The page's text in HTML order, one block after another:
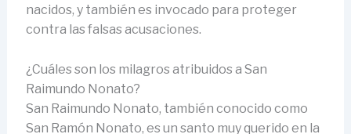
nacidos, y también es invocado para proteger
contra las falsas acusaciones.
¿Cuáles son los milagros atribuidos a San
Raimundo Nonato?
San Raimundo Nonato, también conocido como
San Ramón Nonato, es un santo muy querido en la